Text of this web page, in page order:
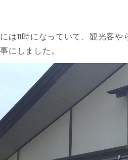
は11時になっていて、観光客
にしました。